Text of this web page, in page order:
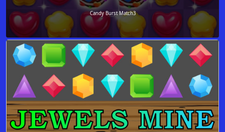
Candy Burst Match3